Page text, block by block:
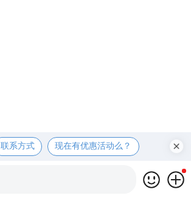
联系方式 现在有优惠活动么？